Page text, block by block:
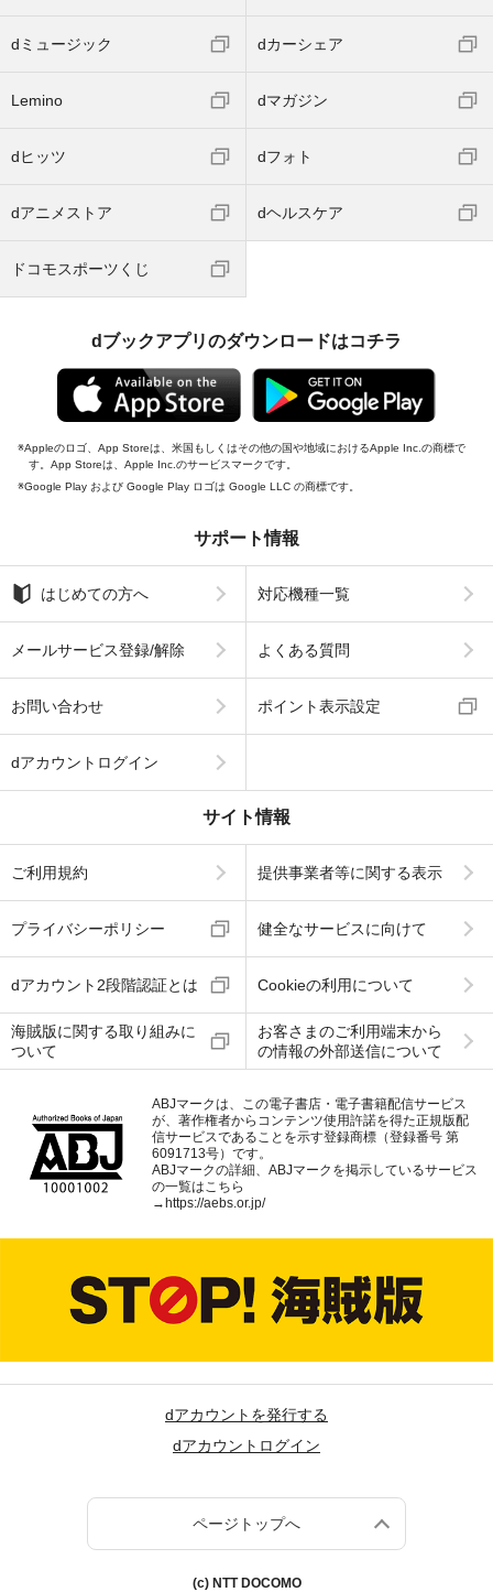
dミュージック dカーシェア
Lemino dマガジン
dヒッツ dフォト
dアニメストア dヘルスケア
ドコモスポーツくじ
dブックアプリのダウンロードはコチラ
Appleのロゴ、App Storeは、米国もしくはその他の国や地域におけるApple Inc.の商標で
す。App Storeは、Apple Inc.のサービスマークです。
Google Play および Google Play ロゴは Google LLC の商標です。
サポート情報
はじめての方へ 対応機種一覧
メールサービス登録/解除 よくある質問
お問い合わせ ポイント表示設定
dアカウントログイン
サイト情報
ご利用規約 提供事業者等に関する表示
プライバシーポリシー 健全なサービスに向けて
dアカウント2段階認証とは Cookieの利用について
海賊版に関する取り組みに
ついて
お客さまのご利用端末から
の情報の外部送信について
ABJマークは、この電子書店・電子書籍配信サービス
が、著作権者からコンテンツ使用許諾を得た正規版配
信サービスであることを示す登録商標（登録番号 第
6091713号）です。
ABJマークの詳細、ABJマークを掲示しているサービス
の一覧はこちら
→ https://aebs.or.jp/
dアカウントを発行する
dアカウントログイン
ページトップへ
(c) NTT DOCOMO